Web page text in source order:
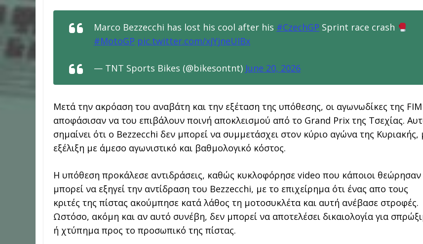
Marco Bezzecchi has lost his cool after his #CzechGP Sprint race crash
#MotoGP pic.twitter.com/xjYjneUIBx
— TNT Sports Bikes (@bikesontnt) June 20, 2026
Μετά την ακρόαση του αναβάτη και την εξέταση της υπόθεσης, οι αγωνωδίκες της FIM
αποφάσισαν να του επιβάλουν ποινή αποκλεισμού από το Grand Prix της Τσεχίας.
σημαίνει ότι ο Bezzecchi δεν μπορεί να συμμετάσχει στον κύριο αγώνα της Κυριακής,
εξέλιξη με άμεσο αγωνιστικό και βαθμολογικό κόστος.
Η υπόθεση προκάλεσε αντιδράσεις, καθώς κυκλοφόρησε video που κάποιοι θεώρησαν
μπορεί να εξηγεί την αντίδραση του Bezzecchi, με το επιχείρημα ότι ένας απο τους
κριτές της πίστας ακούμπησε κατά λάθος τη μοτοσυκλέτα και αυτή ανέβασε στροφές.
Ωστόσο, ακόμη και αν αυτό συνέβη, δεν μπορεί να αποτελέσει δικαιολογία για
ή χτύπημα προς το προσωπικό της πίστας.